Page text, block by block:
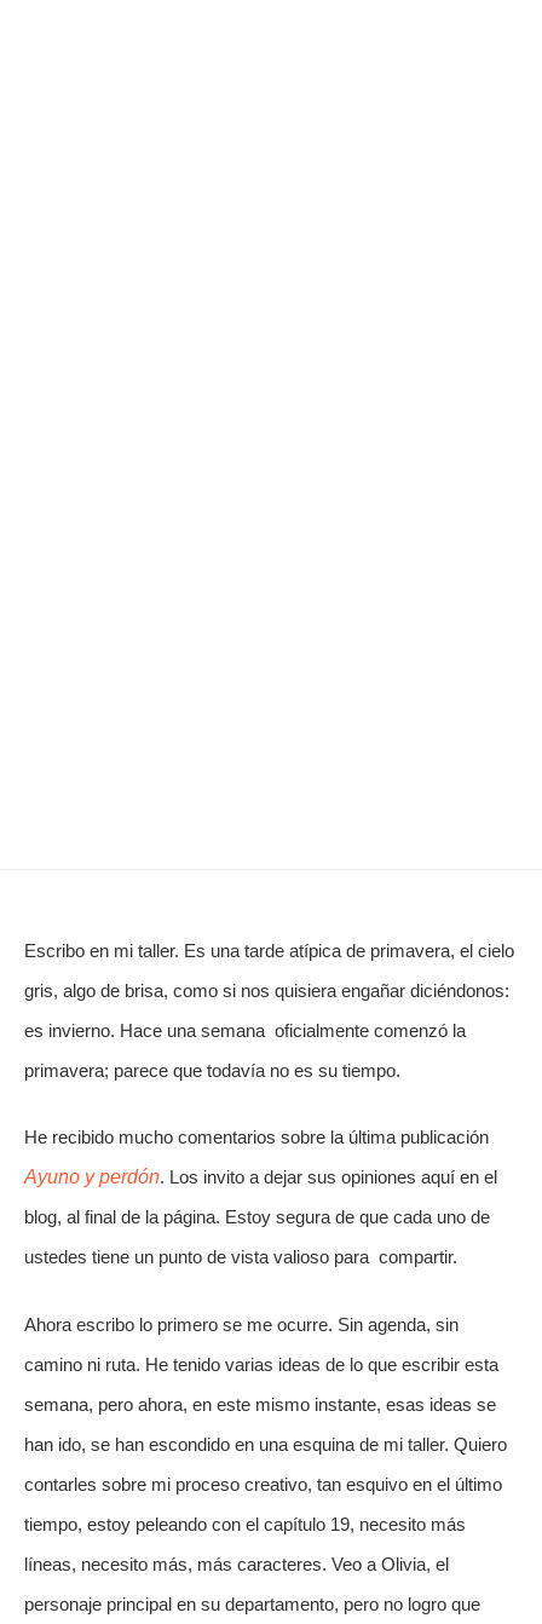
Escribo en mi taller. Es una tarde atípica de primavera, el cielo
gris, algo de brisa, como si nos quisiera engañar diciéndonos:
es invierno. Hace una semana  oficialmente comenzó la
primavera; parece que todavía no es su tiempo.
Ayuno y perdón. Los invito a dejar sus opiniones aquí en el
blog, al final de la página. Estoy segura de que cada uno de
ustedes tiene un punto de vista valioso para  compartir.
Ahora escribo lo primero se me ocurre. Sin agenda, sin
camino ni ruta. He tenido varias ideas de lo que escribir esta
semana, pero ahora, en este mismo instante, esas ideas se
han ido, se han escondido en una esquina de mi taller. Quiero
contarles sobre mi proceso creativo, tan esquivo en el último
tiempo, estoy peleando con el capítulo 19, necesito más
líneas, necesito más, más caracteres. Veo a Olivia, el
personaje principal en su departamento, pero no logro que